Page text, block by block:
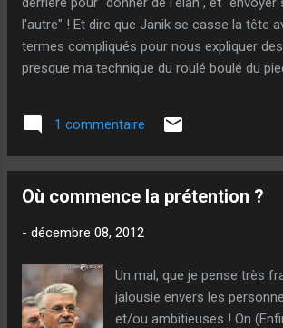
l'autre" ! Et dire que Janik se casse la tête
termes compliqués pour nous expliquer
presque ma technique du roulé boulé du
1 commentaire
Où commence la prétention ?
- décembre 08, 2012
Un mal, que je pense très
jalousie envers les
et/ou ambitieuses ! On